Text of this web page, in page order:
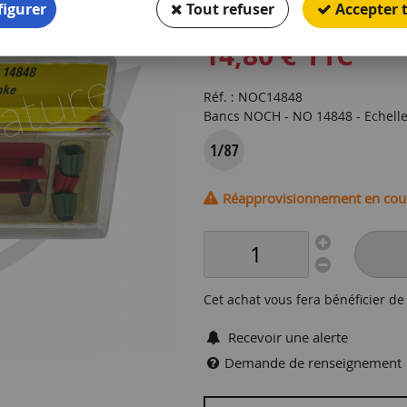
Soyez le premier à donner
14,80€TTC
Réf. : NOC14848
Bancs NOCH - NO 14848 -
Réapprovisionnement en
Cet achat vous fera bénéficier de
Recevoir une alerte
Demande de renseignement
Tout refuser Accepter